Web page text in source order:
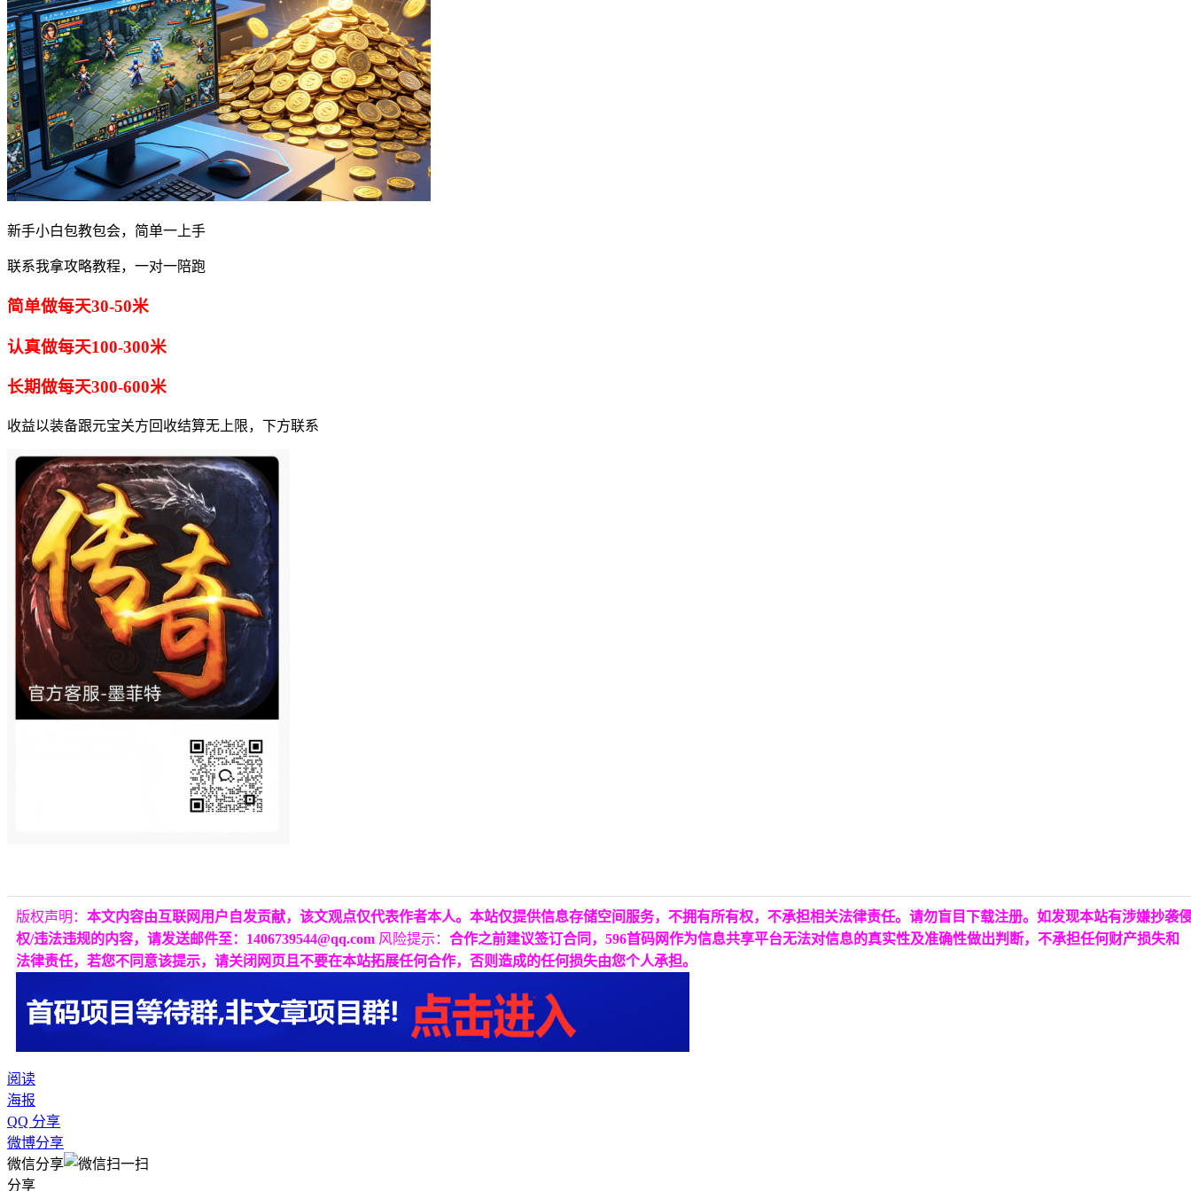
新手小白包教包会，简单一上手
联系我拿攻略教程，一对一陪跑
简单做每天30-50米
认真做每天100-300米
长期做每天300-600米
收益以装备跟元宝关方回收结算无上限，下方联系
版权声明： 本文内容由互联网用户自发贡献，该文观点仅代表作者本人。本站仅提供信息存储空间服务，不拥有所有权，不承担相关法律责任。请勿盲目下载注册。如发现本站有涉嫌抄袭
权/违法违规的内容，请发送邮件至：1406739544@qq.com 风险提示： 合作之前建议签订合同，596首码网作为信息共享平台无法对信息的真实性及准确性做出判断，不承担任何财产损失和
法律责任，若您不同意该提示，请关闭网页且不要在本站拓展任何合作，否则造成的任何损失由您个人承担。
阅读
海报
QQ 分享
微博分享
微信分享
分享